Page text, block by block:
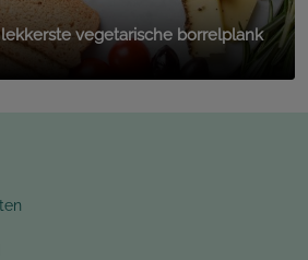
vegetarische borrelplank